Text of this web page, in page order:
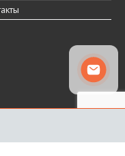
товара могут